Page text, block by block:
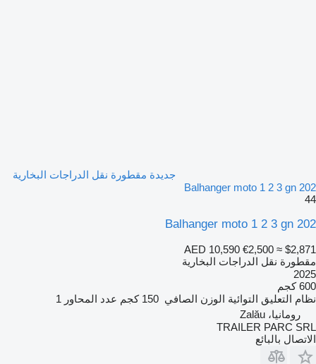
جديدة مقطورة نقل الدراجات البخارية
Balhanger moto 1 2 3 gn 202
44
Balhanger moto 1 2 3 gn 202
AED 10,590 €2,500 ≈ $2,871
مقطورة نقل الدراجات البخارية
2025
600 كجم
نظام التعليق التوائية الوزن الصافي 150 كجم عدد المحاور 1
رومانيا، Zalău
TRAILER PARC SRL
الاتصال بالبائع